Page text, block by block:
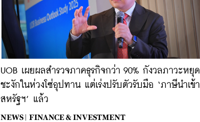
UOB เผยผลสำรวจภาคธุรกิจกว่า 90% กังวลภาวะหยุด
ชะงักในห่วงโซ่อุปทาน แต่เร่งปรับตัวรับมือ ‘ภาษีนำเข้า
สหรัฐฯ’ แล้ว
NEWS | FINANCE & INVESTMENT